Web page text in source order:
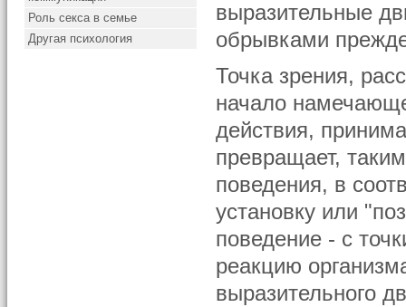
Роль секса в семье
Другая психология
выразительные
обрывками
Точка зрения,
начало
действия,
превращает,
поведения, в
установку или
поведение - с
реакцию
выразительного